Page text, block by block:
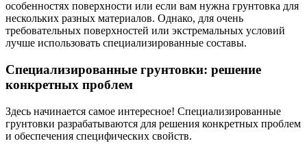
особенностях поверхности или если вам нужна грунтовка для
нескольких разных материалов. Однако, для очень
требовательных поверхностей или экстремальных условий
лучше использовать специализированные составы.
Специализированные грунтовки: решение
конкретных проблем
Здесь начинается самое интересное! Специализированные
грунтовки разрабатываются для решения конкретных проблем
и обеспечения специфических свойств.